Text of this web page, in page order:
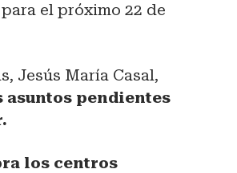
el próximo 22 de
Jesús María Casal,
asuntos pendientes
los centros